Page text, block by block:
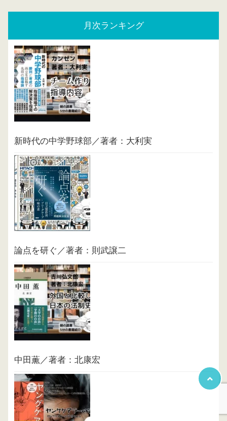
月次ランキング
新時代の中学野球部／著者：大利実
論点を研ぐ／著者：則武譲二
中田薫／著者：北康宏